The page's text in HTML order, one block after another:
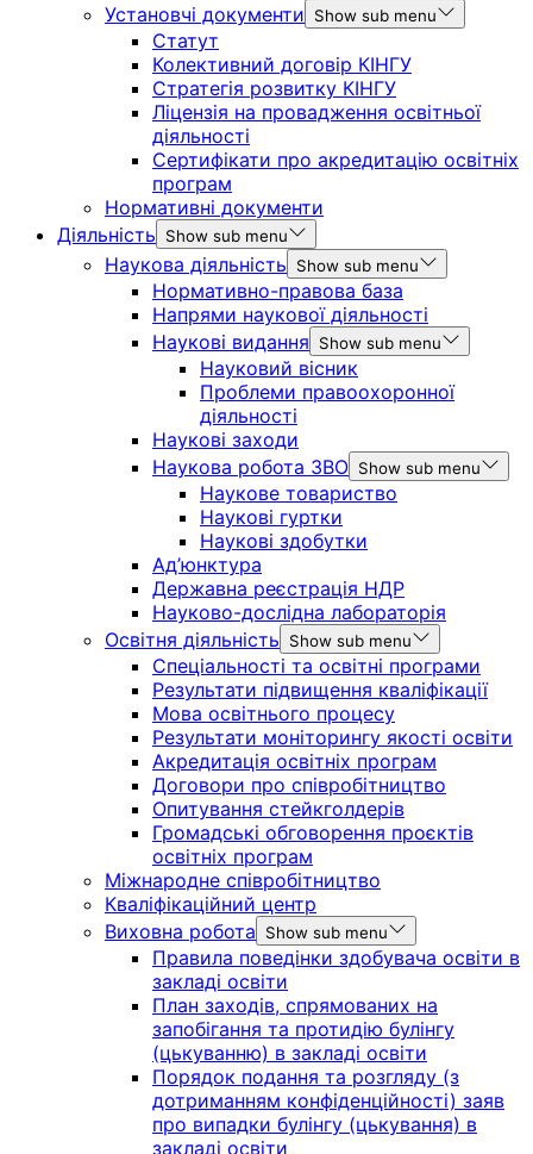
Установчі документи
Show sub menu
Статут
Колективний договір КІНГУ
Стратегія розвитку КІНГУ
Ліцензія на провадження освітньої
діяльності
Сертифікати про акредитацію освітніх
програм
Нормативні документи
Діяльність
Show sub menu
Наукова діяльність Show sub menu
Нормативно-правова база
Напрями наукової діяльності
Наукові видання
Show sub menu
Науковий вісник
Проблеми правоохоронної
діяльності
Наукові заходи
Наукова робота ЗВО Show sub menu
Наукове товариство
Наукові гуртки
Наукові здобутки
Ад’юнктура
Державна реєстрація НДР
Науково-дослідна лабораторія
Освітня діяльність
Show sub menu
Спеціальності та освітні програми
Результати підвищення кваліфікації
Мова освітнього процесу
Результати моніторингу якості освіти
Акредитація освітніх програм
Договори про співробітництво
Опитування стейкголдерів
Громадські обговорення проєктів
освітніх програм
Міжнародне співробітництво
Кваліфікаційний центр
Виховна робота
Show sub menu
Правила поведінки здобувача освіти в
закладі освіти
План заходів, спрямованих на
запобігання та протидію булінгу
(цькуванню) в закладі освіти
Порядок подання та розгляду (з
дотриманням конфіденційності) заяв
про випадки булінгу (цькування) в
закладі освіти